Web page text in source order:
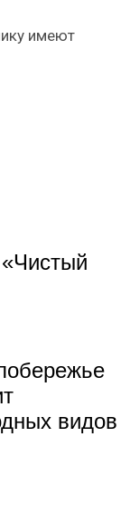
имеют
видов